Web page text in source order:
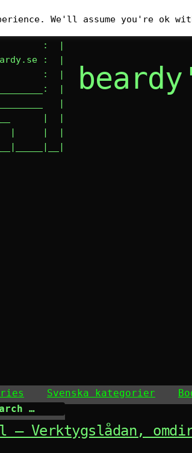
:  |
:  |
:  |
|
|
|  |
|     |  |
Svenska kategorier
– Verktygslådan,
We'll assume you're ok